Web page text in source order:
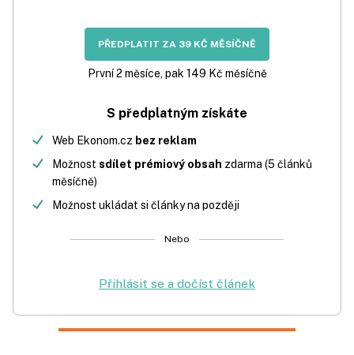
PŘEDPLATIT ZA 39 KČ MĚSÍČNĚ
První 2 měsíce, pak 149 Kč měsíčně
S předplatným získáte
Web Ekonom.cz bez reklam
Možnost sdílet prémiový obsah zdarma (5 článků
měsíčně)
Možnost ukládat si články na později
Nebo
Přihlásit se a dočíst článek